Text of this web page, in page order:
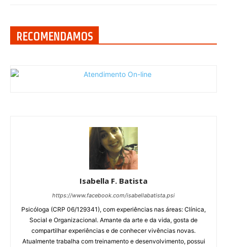
RECOMENDAMOS
Isabella F. Batista
https://www.facebook.com/isabellabatista.psi
Psicóloga (CRP 06/129341), com experiências nas áreas: Clínica,
Social e Organizacional. Amante da arte e da vida, gosta de
compartilhar experiências e de conhecer vivências novas.
Atualmente trabalha com treinamento e desenvolvimento, possui